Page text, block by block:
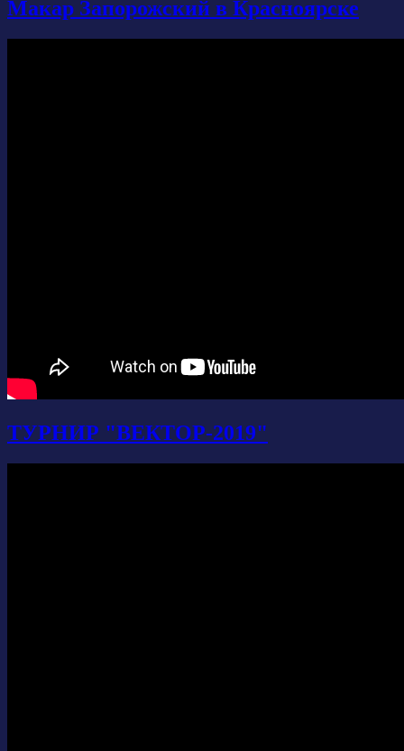
Макар Запорожский в Красноярске
ТУРНИР "ВЕКТОР-2019"